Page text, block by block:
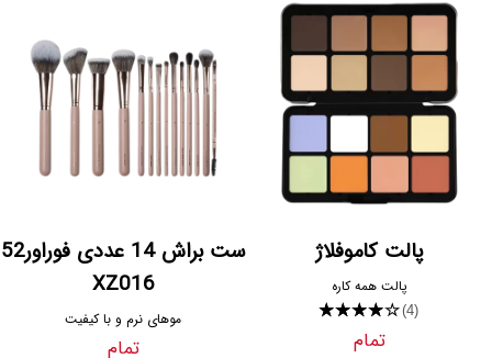
پالت کاموفلاژ
پالت همه کاره
★★★★★(4)
تمام
ست براش 14 عددی فوراور52
XZ016
موهای نرم و با کیفیت
تمام